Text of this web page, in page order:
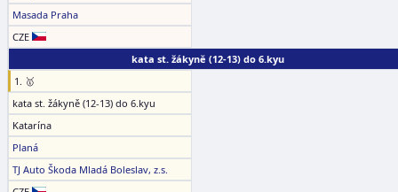
Masada Praha
CZE
kata st. žákyně (12-13) do 6.kyu
1. 🥇
kata st. žákyně (12-13) do 6.kyu
Katarína
Planá
TJ Auto Škoda Mladá Boleslav, z.s.